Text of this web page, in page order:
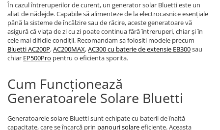
În cazul întreruperilor de curent, un generator solar Bluetti este un
aliat de nădejde. Capabile să alimenteze de la electrocasnice esențiale
până la sisteme de încălzire sau de răcire, aceste generatoare vă
asigură că viața de zi cu zi poate continua fără întreruperi, chiar și în
cele mai dificile condiții. Recomandam sa folositi modele precum
Bluetti AC200P,AC200MAX,AC300 cu baterie de extensie EB300sau
chiar EP500Pro pentru o eficienta sporita.
Cum Funcționează
Generatoarele Solare Bluetti
Generatoarele solare Bluetti sunt echipate cu baterii de înaltă
capacitate, care se încarcă prin panouri solareeficiente. Aceasta